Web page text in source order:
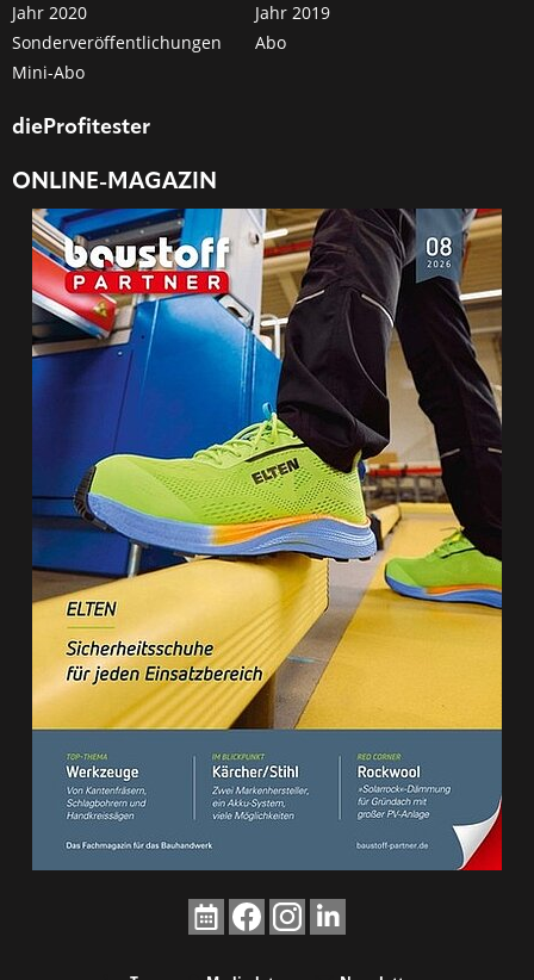
Jahr 2020
Jahr 2019
Sonderveröffentlichungen
Abo
Mini-Abo
dieProfitester
ONLINE-MAGAZIN